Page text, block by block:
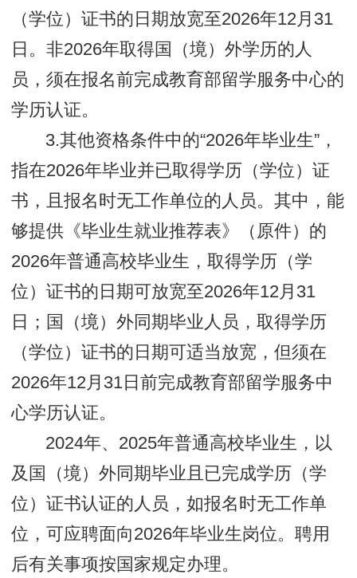
（学位）证书的日期放宽至2026年12月31
日。非2026年取得国（境）外学历的人
员，须在报名前完成教育部留学服务中心的
学历认证。
3.其他资格条件中的“2026年毕业生”，
指在2026年毕业并已取得学历（学位）证
书，且报名时无工作单位的人员。其中，能
够提供《毕业生就业推荐表》（原件）的
2026年普通高校毕业生，取得学历（学
位）证书的日期可放宽至2026年12月31
日；国（境）外同期毕业人员，取得学历
（学位）证书的日期可适当放宽，但须在
2026年12月31日前完成教育部留学服务中
心学历认证。
2024年、2025年普通高校毕业生，以
及国（境）外同期毕业且已完成学历（学
位）证书认证的人员，如报名时无工作单
位，可应聘面向2026年毕业生岗位。聘用
后有关事项按国家规定办理。